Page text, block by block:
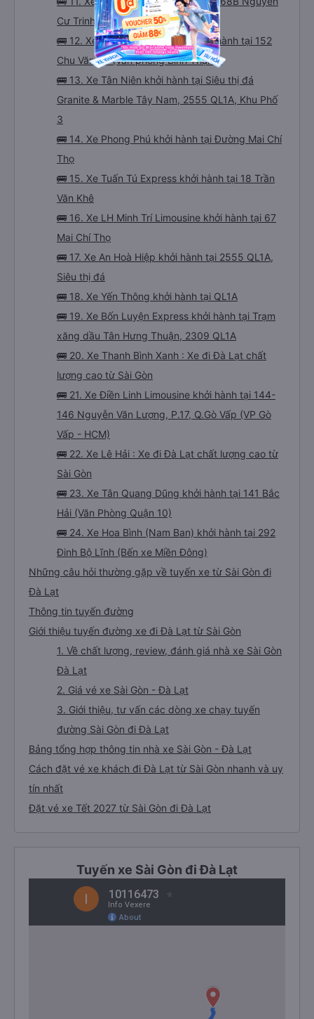
Cư Trinh (Văn phòng Quận 1)
🚌 12. Xe Long Vân Limousine khởi hành tại 152
Chu Văn An (Văn phòng Bình Thạnh)
🚌 13. Xe Tân Niên khởi hành tại Siêu thị đá
Granite & Marble Tây Nam, 2555 QL1A, Khu Phố
3
🚌 14. Xe Phong Phú khởi hành tại Đường Mai Chí
Thọ
🚌 15. Xe Tuấn Tú Express khởi hành tại 18 Trần
Văn Khê
🚌 16. Xe LH Minh Trí Limousine khởi hành tại 67
Mai Chí Thọ
🚌 17. Xe An Hoà Hiệp khởi hành tại 2555 QL1A,
Siêu thị đá
🚌 18. Xe Yến Thông khởi hành tại QL1A
🚌 19. Xe Bốn Luyện Express khởi hành tại Trạm
xăng dầu Tân Hưng Thuận, 2309 QL1A
🚌 20. Xe Thanh Bình Xanh : Xe đi Đà Lạt chất
lượng cao từ Sài Gòn
🚌 21. Xe Điền Linh Limousine khởi hành tại 144-
146 Nguyễn Văn Lượng, P.17, Q.Gò Vấp (VP Gò
Vấp - HCM)
🚌 22. Xe Lê Hải : Xe đi Đà Lạt chất lượng cao từ
Sài Gòn
🚌 23. Xe Tân Quang Dũng khởi hành tại 141 Bắc
Hải (Văn Phòng Quận 10)
🚌 24. Xe Hoa Bình (Nam Ban) khởi hành tại 292
Đinh Bộ Lĩnh (Bến xe Miền Đông)
Những câu hỏi thường gặp về tuyến xe từ Sài Gòn đi
Đà Lạt
Thông tin tuyến đường
Giới thiệu tuyến đường xe đi Đà Lạt từ Sài Gòn
1. Về chất lượng, review, đánh giá nhà xe Sài Gòn
Đà Lạt
2. Giá vé xe Sài Gòn - Đà Lạt
3. Giới thiệu, tư vấn các dòng xe chạy tuyến
đường Sài Gòn đi Đà Lạt
Bảng tổng hợp thông tin nhà xe Sài Gòn - Đà Lạt
Cách đặt vé xe khách đi Đà Lạt từ Sài Gòn nhanh và uy
tín nhất
Đặt vé xe Tết 2027 từ Sài Gòn đi Đà Lạt
Tuyến xe Sài Gòn đi Đà Lạt